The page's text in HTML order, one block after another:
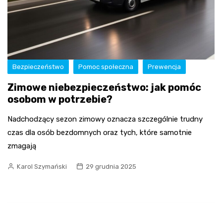
Bezpieczeństwo Pomoc społeczna Prewencja
Zimowe niebezpieczeństwo: jak pomóc
osobom w potrzebie?
Nadchodzący sezon zimowy oznacza szczególnie trudny
czas dla osób bezdomnych oraz tych, które samotnie
zmagają
Karol Szymański 29 grudnia 2025